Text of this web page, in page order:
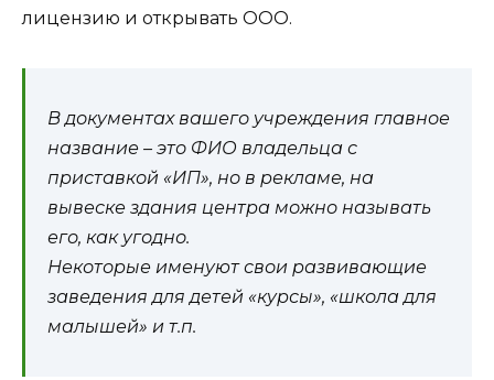
лицензию и открывать ООО.
В документах вашего учреждения главное
название – это ФИО владельца с
приставкой «ИП», но в рекламе, на
вывеске здания центра можно называть
его, как угодно.
Некоторые именуют свои развивающие
заведения для детей «курсы», «школа для
малышей» и т.п.